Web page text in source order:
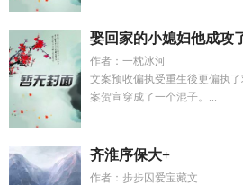
娶回家的小媳妇他成攻
作者：一枕冰河
文案预收偏执受重生後更偏执
案贺宣穿成了一个混子。...
齐淮序保大+
作者：步步囚爱宝藏文